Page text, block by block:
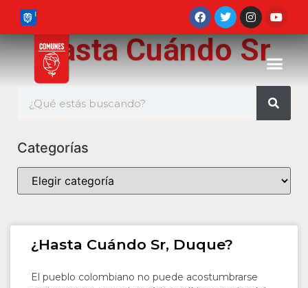
Hasta Cuándo Sr
Categorías
¿Hasta Cuándo Sr, Duque?
El pueblo colombiano no puede acostumbrarse